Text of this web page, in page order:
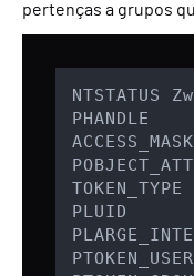
pertenças a grupos
NTSTATUS
PLUID